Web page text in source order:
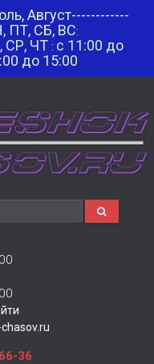
Август------------
ПТ, СБ, ВС:
СР, ЧТ : с 11:00 до
до 15:00
36